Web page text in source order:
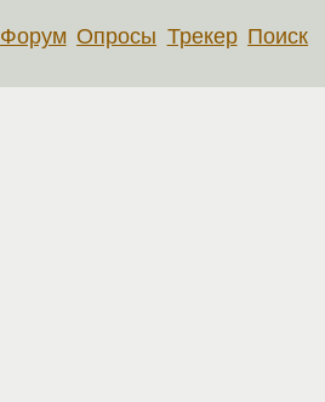
Форум Опросы Трекер Поиск